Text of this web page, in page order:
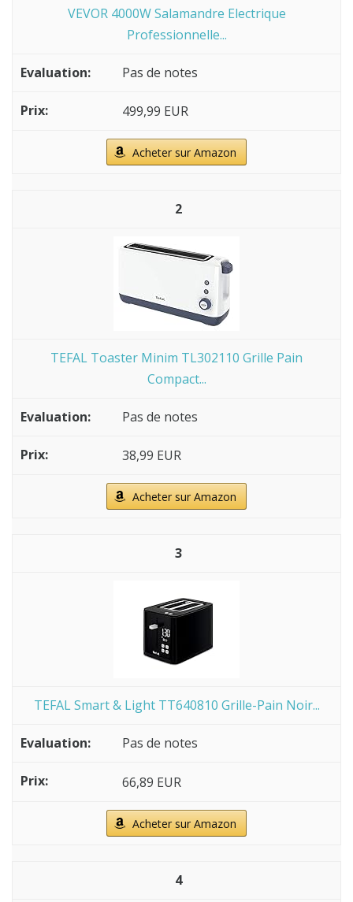
VEVOR 4000W Salamandre Electrique
Professionnelle...
Pas de notes
499,99 EUR
Acheter sur Amazon
2
TEFAL Toaster Minim TL302110 Grille Pain
Compact...
Pas de notes
38,99 EUR
Acheter sur Amazon
3
TEFAL Smart & Light TT640810 Grille-Pain Noir...
Pas de notes
66,89 EUR
Acheter sur Amazon
4